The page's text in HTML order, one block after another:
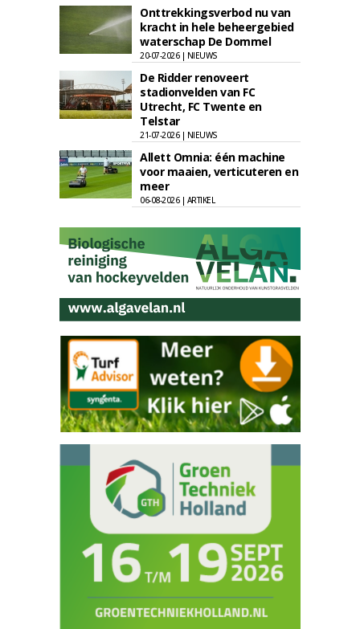
Onttrekkingsverbod nu van
kracht in hele beheergebied
waterschap De Dommel
20-07-2026 | NIEUWS
De Ridder renoveert
stadionvelden van FC
Utrecht, FC Twente en
Telstar
21-07-2026 | NIEUWS
Allett Omnia: één machine
voor maaien, verticuteren en
meer
06-08-2026 | ARTIKEL